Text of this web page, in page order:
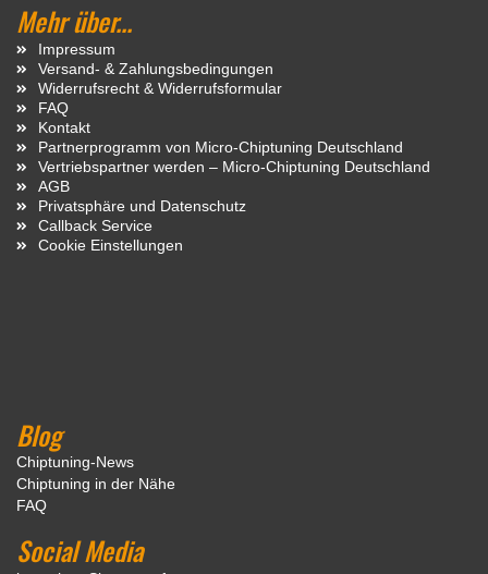
Mehr über...
Impressum
Versand- & Zahlungsbedingungen
Widerrufsrecht & Widerrufsformular
FAQ
Kontakt
Partnerprogramm von Micro-Chiptuning Deutschland
Vertriebspartner werden – Micro-Chiptuning Deutschland
AGB
Privatsphäre und Datenschutz
Callback Service
Cookie Einstellungen
Blog
Chiptuning-News
Chiptuning in der Nähe
FAQ
Social Media